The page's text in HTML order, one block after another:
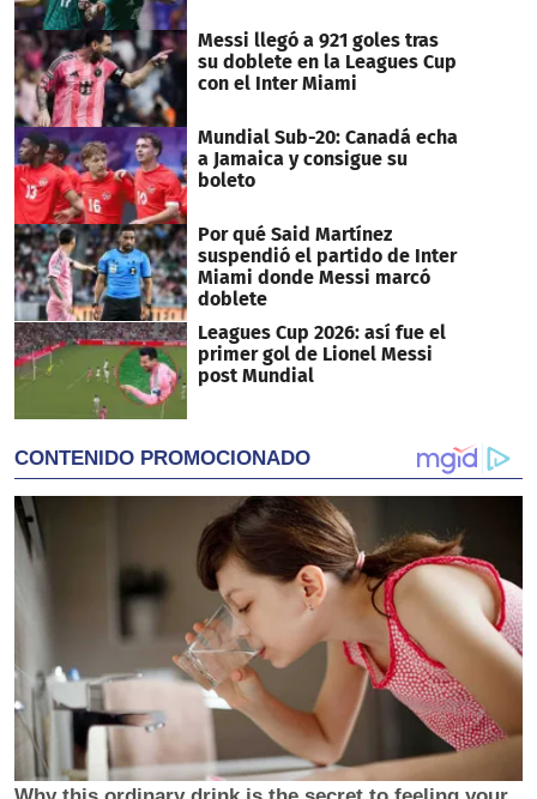
Messi llegó a 921 goles tras
su doblete en la Leagues Cup
con el Inter Miami
Mundial Sub-20: Canadá echa
a Jamaica y consigue su
boleto
Por qué Said Martínez
suspendió el partido de Inter
Miami donde Messi marcó
doblete
Leagues Cup 2026: así fue el
primer gol de Lionel Messi
post Mundial